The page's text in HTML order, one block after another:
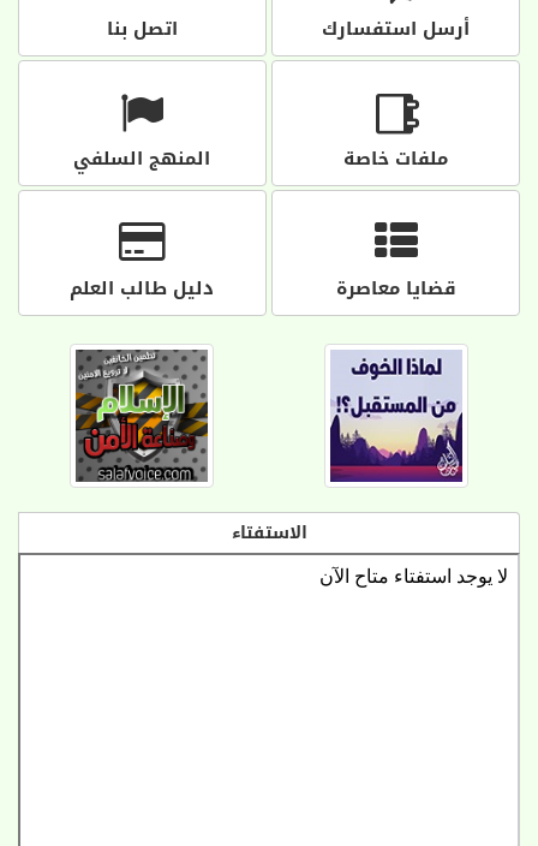
أرسل استفسارك اتصل بنا
ملفات خاصة المنهج السلفي
قضايا معاصرة دليل طالب العلم
الاستفتاء